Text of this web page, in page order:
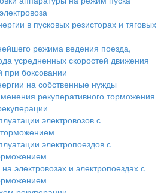
в пусковых резисторах и тяговых
режима ведения поезда,
усредненных скоростей движения
при боксовании
на собственные нужды
рекуперативного торможения
электровозов с
электропоездов с
электровозах и электропоездах с